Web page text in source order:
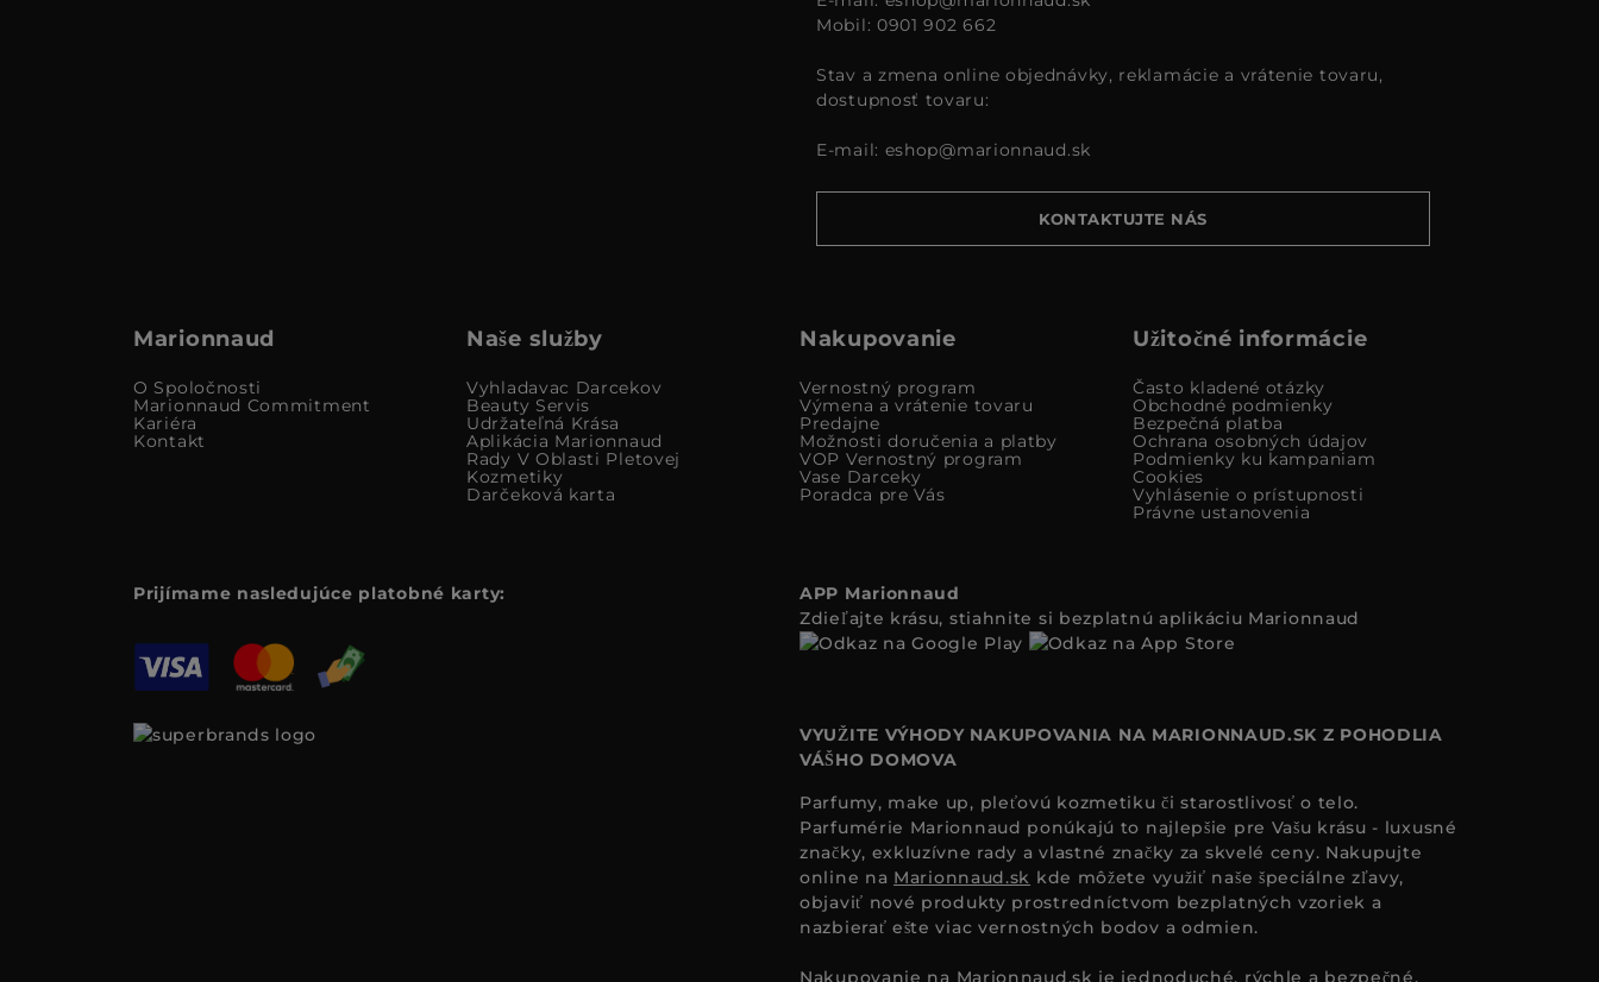
Mobil: 0901 902 662
Stav a zmena online objednávky, reklamácie a vrátenie tovaru,
dostupnosť tovaru:
E-mail: eshop@marionnaud.sk
KONTAKTUJTE NÁS
Marionnaud
O Spoločnosti
Marionnaud Commitment
Kariéra
Kontakt
Naše služby
Vyhladavac Darcekov
Beauty Servis
Udržateľná Krása
Aplikácia Marionnaud
Rady V Oblasti Pletovej
Kozmetiky
Darčeková karta
Nakupovanie
Vernostný program
Výmena a vrátenie tovaru
Predajne
Možnosti doručenia a platby
VOP Vernostný program
Vase Darceky
Poradca pre Vás
Užitočné informácie
Často kladené otázky
Obchodné podmienky
Bezpečná platba
Ochrana osobných údajov
Podmienky ku kampaniam
Cookies
Vyhlásenie o prístupnosti
Právne ustanovenia
Prijímame nasledujúce platobné karty:
APP Marionnaud
Zdieľajte krásu, stiahnite si bezplatnú aplikáciu Marionnaud
VYUŽITE VÝHODY NAKUPOVANIA NA MARIONNAUD.SK Z POHODLIA
VÁŠHO DOMOVA
Parfumy, make up, pleťovú kozmetiku či starostlivosť o telo.
Parfumérie Marionnaud ponúkajú to najlepšie pre Vašu krásu - luxusné
značky, exkluzívne rady a vlastné značky za skvelé ceny. Nakupujte
online na Marionnaud.sk kde môžete využiť naše špeciálne zľavy,
objaviť nové produkty prostredníctvom bezplatných vzoriek a
nazbierať ešte viac vernostných bodov a odmien.
Nakupovanie na Marionnaud.sk je jednoduché, rýchle a bezpečné.